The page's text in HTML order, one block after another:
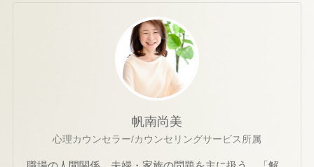
帆南尚美
心理カウンセラー/カウンセリングサービス所属